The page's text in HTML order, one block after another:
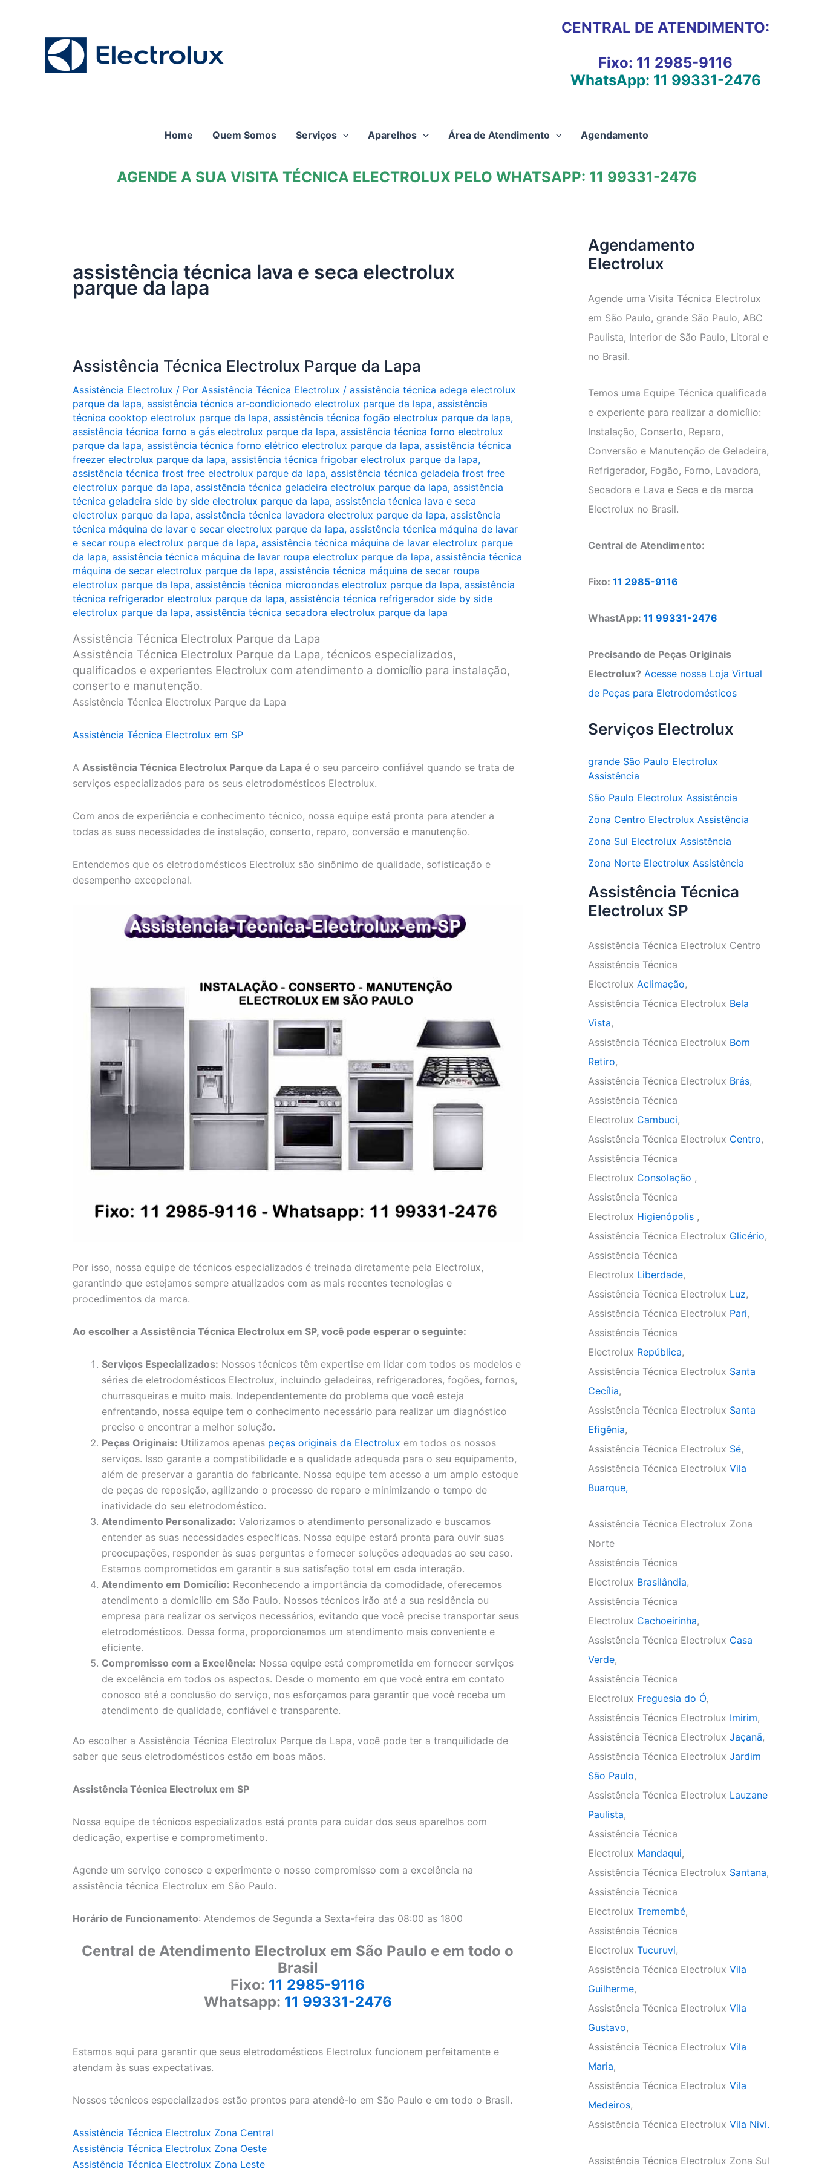
CENTRAL DE ATENDIMENTO:
Fixo: 11 2985-9116
WhatsApp: 11 99331-2476
Home Quem Somos Serviços Aparelhos Área de Atendimento Agendamento
AGENDE A SUA VISITA TÉCNICA ELECTROLUX PELO WHATSAPP: 11 99331-2476
assistência técnica lava e seca electrolux
parque da lapa
Assistência Técnica Electrolux Parque da Lapa
Assistência Electrolux / Por Assistência Técnica Electrolux / assistência técnica adega electrolux
parque da lapa, assistência técnica ar-condicionado electrolux parque da lapa, assistência
técnica cooktop electrolux parque da lapa, assistência técnica fogão electrolux parque da lapa,
assistência técnica forno a gás electrolux parque da lapa, assistência técnica forno electrolux
parque da lapa, assistência técnica forno elétrico electrolux parque da lapa, assistência técnica
freezer electrolux parque da lapa, assistência técnica frigobar electrolux parque da lapa,
assistência técnica frost free electrolux parque da lapa, assistência técnica geladeia frost free
electrolux parque da lapa, assistência técnica geladeira electrolux parque da lapa, assistência
técnica geladeira side by side electrolux parque da lapa, assistência técnica lava e seca
electrolux parque da lapa, assistência técnica lavadora electrolux parque da lapa, assistência
técnica máquina de lavar e secar electrolux parque da lapa, assistência técnica máquina de lavar
e secar roupa electrolux parque da lapa, assistência técnica máquina de lavar electrolux parque
da lapa, assistência técnica máquina de lavar roupa electrolux parque da lapa, assistência técnica
máquina de secar electrolux parque da lapa, assistência técnica máquina de secar roupa
electrolux parque da lapa, assistência técnica microondas electrolux parque da lapa, assistência
técnica refrigerador electrolux parque da lapa, assistência técnica refrigerador side by side
electrolux parque da lapa, assistência técnica secadora electrolux parque da lapa
Assistência Técnica Electrolux Parque da Lapa
Assistência Técnica Electrolux Parque da Lapa, técnicos especializados,
qualificados e experientes Electrolux com atendimento a domicílio para instalação,
conserto e manutenção.
Assistência Técnica Electrolux Parque da Lapa
Assistência Técnica Electrolux em SP
A Assistência Técnica Electrolux Parque da Lapa é o seu parceiro confiável quando se trata de
serviços especializados para os seus eletrodomésticos Electrolux.
Com anos de experiência e conhecimento técnico, nossa equipe está pronta para atender a
todas as suas necessidades de instalação, conserto, reparo, conversão e manutenção.
Entendemos que os eletrodomésticos Electrolux são sinônimo de qualidade, sofisticação e
desempenho excepcional.
Por isso, nossa equipe de técnicos especializados é treinada diretamente pela Electrolux,
garantindo que estejamos sempre atualizados com as mais recentes tecnologias e
procedimentos da marca.
Ao escolher a Assistência Técnica Electrolux em SP, você pode esperar o seguinte:
Serviços Especializados: Nossos técnicos têm expertise em lidar com todos os modelos e
séries de eletrodomésticos Electrolux, incluindo geladeiras, refrigeradores, fogões, fornos,
churrasqueiras e muito mais. Independentemente do problema que você esteja
enfrentando, nossa equipe tem o conhecimento necessário para realizar um diagnóstico
preciso e encontrar a melhor solução.
Peças Originais: Utilizamos apenas peças originais da Electrolux em todos os nossos
serviços. Isso garante a compatibilidade e a qualidade adequada para o seu equipamento,
além de preservar a garantia do fabricante. Nossa equipe tem acesso a um amplo estoque
de peças de reposição, agilizando o processo de reparo e minimizando o tempo de
inatividade do seu eletrodoméstico.
Atendimento Personalizado: Valorizamos o atendimento personalizado e buscamos
entender as suas necessidades específicas. Nossa equipe estará pronta para ouvir suas
preocupações, responder às suas perguntas e fornecer soluções adequadas ao seu caso.
Estamos comprometidos em garantir a sua satisfação total em cada interação.
Atendimento em Domicílio: Reconhecendo a importância da comodidade, oferecemos
atendimento a domicílio em São Paulo. Nossos técnicos irão até a sua residência ou
empresa para realizar os serviços necessários, evitando que você precise transportar seus
eletrodomésticos. Dessa forma, proporcionamos um atendimento mais conveniente e
eficiente.
Compromisso com a Excelência: Nossa equipe está comprometida em fornecer serviços
de excelência em todos os aspectos. Desde o momento em que você entra em contato
conosco até a conclusão do serviço, nos esforçamos para garantir que você receba um
atendimento de qualidade, confiável e transparente.
Ao escolher a Assistência Técnica Electrolux Parque da Lapa, você pode ter a tranquilidade de
saber que seus eletrodomésticos estão em boas mãos.
Assistência Técnica Electrolux em SP
Nossa equipe de técnicos especializados está pronta para cuidar dos seus aparelhos com
dedicação, expertise e comprometimento.
Agende um serviço conosco e experimente o nosso compromisso com a excelência na
assistência técnica Electrolux em São Paulo.
Horário de Funcionamento: Atendemos de Segunda a Sexta-feira das 08:00 as 1800
Central de Atendimento Electrolux em São Paulo e em todo o
Brasil
Fixo: 11 2985-9116
Whatsapp: 11 99331-2476
Estamos aqui para garantir que seus eletrodomésticos Electrolux funcionem perfeitamente e
atendam às suas expectativas.
Nossos técnicos especializados estão prontos para atendê-lo em São Paulo e em todo o Brasil.
Assistência Técnica Electrolux Zona Central
Assistência Técnica Electrolux Zona Oeste
Assistência Técnica Electrolux Zona Leste
Agendamento
Electrolux
Agende uma Visita Técnica Electrolux
em São Paulo, grande São Paulo, ABC
Paulista, Interior de São Paulo, Litoral e
no Brasil.
Temos uma Equipe Técnica qualificada
e experiente para realizar a domicílio:
Instalação, Conserto, Reparo,
Conversão e Manutenção de Geladeira,
Refrigerador, Fogão, Forno, Lavadora,
Secadora e Lava e Seca e da marca
Electrolux no Brasil.
Central de Atendimento:
Fixo: 11 2985-9116
WhastApp: 11 99331-2476
Precisando de Peças Originais
Electrolux? Acesse nossa Loja Virtual
de Peças para Eletrodomésticos
Serviços Electrolux
grande São Paulo Electrolux
Assistência
São Paulo Electrolux Assistência
Zona Centro Electrolux Assistência
Zona Sul Electrolux Assistência
Zona Norte Electrolux Assistência
Assistência Técnica
Electrolux SP
Assistência Técnica Electrolux Centro
Assistência Técnica
Electrolux Aclimação,
Assistência Técnica Electrolux Bela
Vista,
Assistência Técnica Electrolux Bom
Retiro,
Assistência Técnica Electrolux Brás,
Assistência Técnica
Electrolux Cambuci,
Assistência Técnica Electrolux Centro,
Assistência Técnica
Electrolux Consolação ,
Assistência Técnica
Electrolux Higienópolis ,
Assistência Técnica Electrolux Glicério,
Assistência Técnica
Electrolux Liberdade,
Assistência Técnica Electrolux Luz,
Assistência Técnica Electrolux Pari,
Assistência Técnica
Electrolux República,
Assistência Técnica Electrolux Santa
Cecília,
Assistência Técnica Electrolux Santa
Efigênia,
Assistência Técnica Electrolux Sé,
Assistência Técnica Electrolux Vila
Buarque,
Assistência Técnica Electrolux Zona
Norte
Assistência Técnica
Electrolux Brasilândia,
Assistência Técnica
Electrolux Cachoeirinha,
Assistência Técnica Electrolux Casa
Verde,
Assistência Técnica
Electrolux Freguesia do Ó,
Assistência Técnica Electrolux Imirim,
Assistência Técnica Electrolux Jaçanã,
Assistência Técnica Electrolux Jardim
São Paulo,
Assistência Técnica Electrolux Lauzane
Paulista,
Assistência Técnica
Electrolux Mandaqui,
Assistência Técnica Electrolux Santana,
Assistência Técnica
Electrolux Tremembé,
Assistência Técnica
Electrolux Tucuruvi,
Assistência Técnica Electrolux Vila
Guilherme,
Assistência Técnica Electrolux Vila
Gustavo,
Assistência Técnica Electrolux Vila
Maria,
Assistência Técnica Electrolux Vila
Medeiros,
Assistência Técnica Electrolux Vila Nivi.
Assistência Técnica Electrolux Zona Sul